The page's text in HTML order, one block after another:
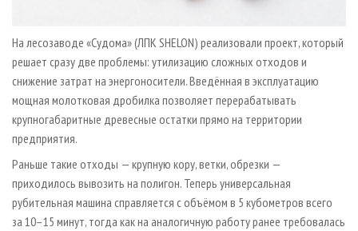
На лесозаводе «Судома» (ЛПК SHELON) реализовали проект, который
решает сразу две проблемы: утилизацию сложных отходов и
снижение затрат на энергоносители. Введённая в эксплуатацию
мощная молотковая дробилка позволяет перерабатывать
крупногабаритные древесные остатки прямо на территории
предприятия.
Раньше такие отходы — крупную кору, ветки, обрезки —
приходилось вывозить на полигон. Теперь универсальная
рубительная машина справляется с объёмом в 5 кубометров всего
за 10–15 минут, тогда как на аналогичную работу ранее требовалась